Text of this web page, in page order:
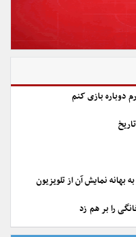
دوباره بازی کنم
بهانه نمایش آن از تلویزیون
را بر هم زد